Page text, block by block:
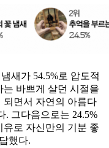
새가 54.5%로 압도적
바쁘게 살던 시절을
되면서 자연의 아름다
. 그다음으로는 24.5%
로 자신만의 기분 좋
했다.